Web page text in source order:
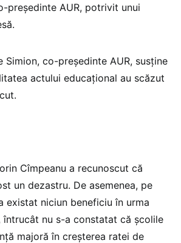
preşedinte AUR, potrivit unui
Simion, co-preşedinte AUR, susține
actului educaţional au scăzut
Cîmpeanu a recunoscut că
un dezastru. De asemenea, pe
existat niciun beneficiu în urma
întrucât nu s-a constatat că şcolile
majoră în creşterea ratei de